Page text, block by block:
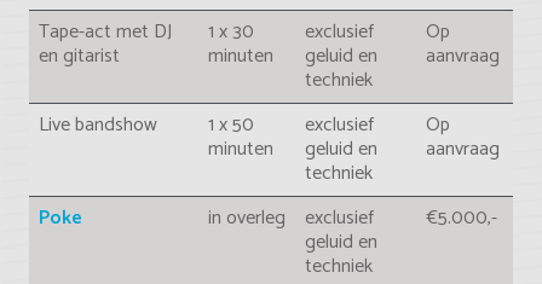
Tape-act met DJ
en gitarist
1 x 30
minuten
exclusief
geluid en
techniek
Op
aanvraag
Live bandshow 1 x 50
minuten
exclusief
geluid en
techniek
Op
aanvraag
Poke in overleg exclusief
geluid en
techniek
€5.000,-